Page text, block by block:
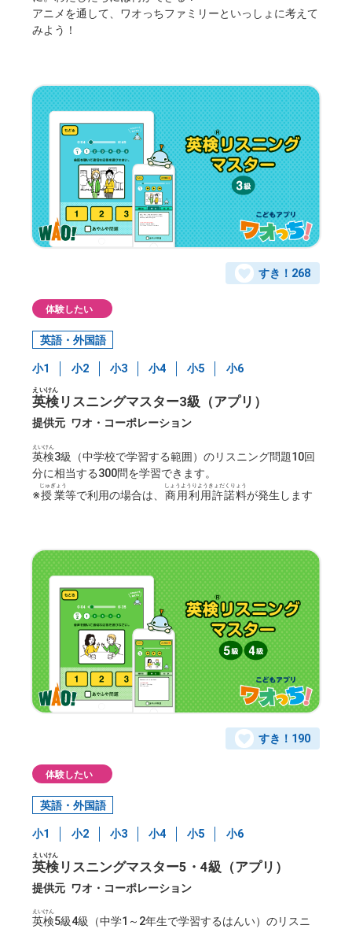
アニメを通して、ワオっちファミリーといっしょに考えて
みよう！
すき！ 268
体験したい
英語・外国語
小1 小2 小3 小4 小5 小6
英検
えいけん
リスニングマスター3級（アプリ）
提供元 ワオ・コーポレーション
英検
えいけん
3級（中学校で学習する範囲）のリスニング問題10回
分に相当する300問を学習できます。
※授業
じゅぎょう
等で利用の場合は、 商用利用許諾料
しょうようりようきょだくりょう
が発生します
すき！ 190
体験したい
英語・外国語
小1 小2 小3 小4 小5 小6
英検
えいけん
リスニングマスター5・4級（アプリ）
提供元 ワオ・コーポレーション
英検
えいけん
5級4級（中学1～2年生で学習するはんい）のリスニ